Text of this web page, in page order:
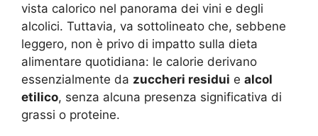
vista calorico nel panorama dei vini e degli
alcolici. Tuttavia, va sottolineato che, sebbene
leggero, non è privo di impatto sulla dieta
alimentare quotidiana: le calorie derivano
essenzialmente da zuccheri residui e alcol
etilico, senza alcuna presenza significativa di
grassi o proteine.